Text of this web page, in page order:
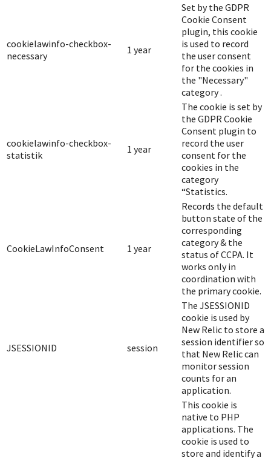
cookielawinfo-checkbox-
necessary
1 year
Set by the GDPR
Cookie Consent
plugin, this cookie
is used to record
the user consent
for the cookies in
the "Necessary"
category .
cookielawinfo-checkbox-
statistik
1 year
The cookie is set by
the GDPR Cookie
Consent plugin to
record the user
consent for the
cookies in the
category
“Statistics.
CookieLawInfoConsent 1 year
Records the default
button state of the
corresponding
category & the
status of CCPA. It
works only in
coordination with
the primary cookie.
JSESSIONID session
The JSESSIONID
cookie is used by
New Relic to store a
session identifier so
that New Relic can
monitor session
counts for an
application.
This cookie is
native to PHP
applications. The
cookie is used to
store and identify a